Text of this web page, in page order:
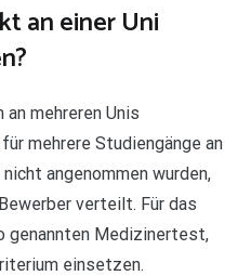
an einer Uni
an mehreren Unis
mehrere Studiengänge an
angenommen wurden,
verteilt. Für das
genannten Medizinertest,
einsetzen.